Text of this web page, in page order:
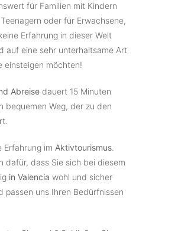
für Familien mit Kindern
oder für Erwachsene,
Erfahrung in dieser Welt
auf eine sehr unterhaltsame Art
einsteigen möchten!
Abreise dauert 15 Minuten
bequemen Weg, der zu den
Erfahrung im Aktivtourismus.
dafür, dass Sie sich bei diesem
in Valencia wohl und sicher
passen uns Ihren Bedürfnissen